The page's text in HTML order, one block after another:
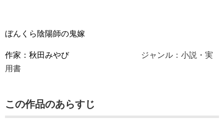
ぼんくら陰陽師の鬼嫁
作家：秋田みやび
ジャンル：小説・実
用書
この作品のあらすじ